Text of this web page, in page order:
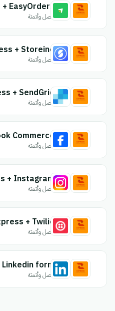
EasyOrders
اتصل وأتمتة
+ Storeino
اتصل وأتمتة
+ SendGrid
اتصل وأتمتة
اتصل وأتمتة
+ Instagram
اتصل وأتمتة
+ Twilio
اتصل وأتمتة
form
اتصل وأتمتة